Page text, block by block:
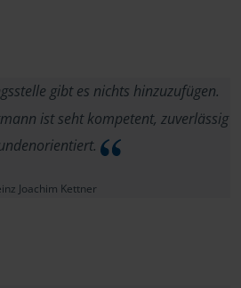
gibt es nichts hinzuzufügen.
ist seht kompetent, zuverlässig
Joachim Kettner